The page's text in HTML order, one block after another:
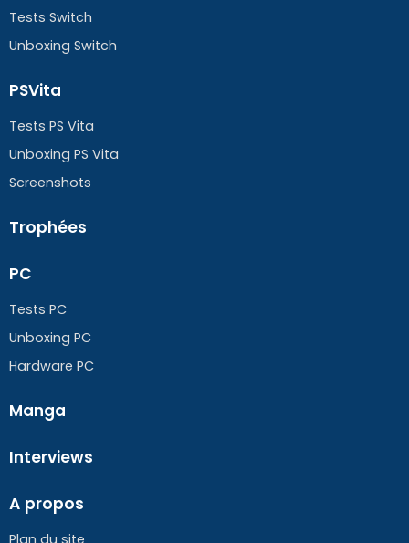
Tests Switch
Unboxing Switch
PSVita
Tests PS Vita
Unboxing PS Vita
Screenshots
Trophées
PC
Tests PC
Unboxing PC
Hardware PC
Manga
Interviews
A propos
Plan du site